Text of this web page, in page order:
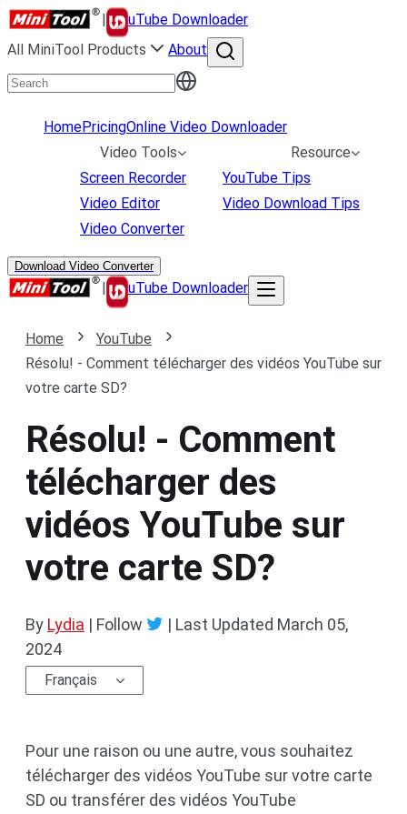
|
uTube Downloader
All MiniTool Products
About
HomePricingOnline Video Downloader
Video Tools
Screen Recorder
Video Editor
Video Converter
Resource
YouTube Tips
Video Download Tips
Download Video Converter
| uTube Downloader
Home
YouTube
Résolu! - Comment télécharger des vidéos YouTube sur
votre carte SD?
Résolu! - Comment
télécharger des
vidéos YouTube sur
votre carte SD?
By Lydia | Follow | Last Updated March 05,
2024
Français
Pour une raison ou une autre, vous souhaitez
télécharger des vidéos YouTube sur votre carte
SD ou transférer des vidéos YouTube